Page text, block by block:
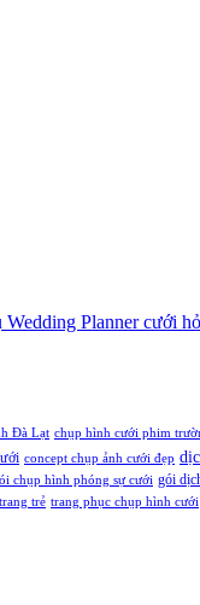
Planner cưới
Đà Lạt chụp hình cưới phim
concept chụp ảnh cưới đẹp
chụp hình phóng sự cưới gói
trẻ trang phục chụp hình cưới